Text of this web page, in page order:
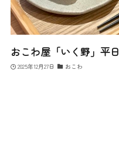
おこわ屋「いく野」平
2025年12月27日 おこわ